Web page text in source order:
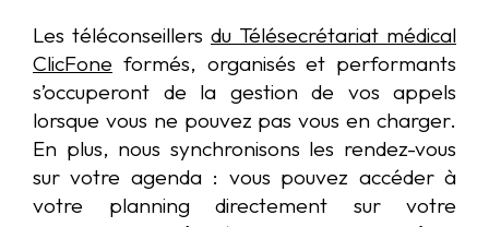
Les téléconseillers du Télésecrétariat médical
ClicFone formés, organisés et performants
s’occuperont de la gestion de vos appels
lorsque vous ne pouvez pas vous en charger.
En plus, nous synchronisons les rendez-vous
sur votre agenda : vous pouvez accéder à
votre planning directement sur votre